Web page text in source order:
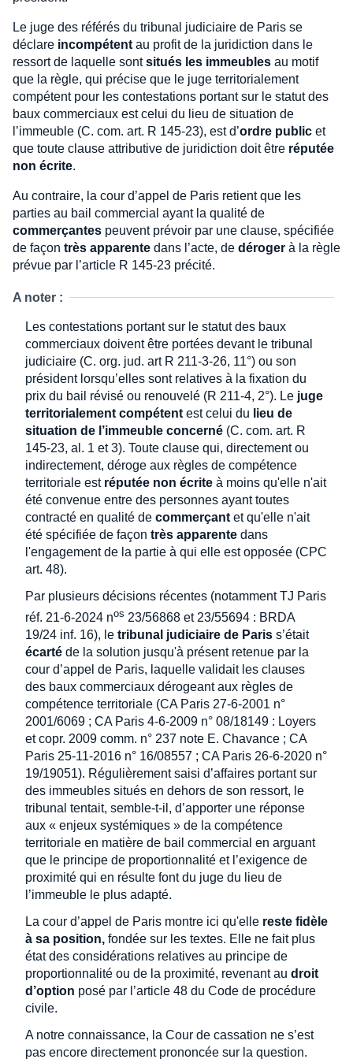
Le juge des référés du tribunal judiciaire de Paris se
déclare incompétent au profit de la juridiction dans le
ressort de laquelle sontsitués les immeubles au motif
que la règle, qui précise que le juge territorialement
compétent pour les contestations portant sur le statut des
baux commerciaux est celui du lieu de situation de
l’immeuble (C. com. art. R 145-23), est d’ordre public et
que toute clause attributive de juridiction doit être réputée
non écrite.
Au contraire, la cour d’appel de Paris retient que les
parties au bail commercial ayant la qualité de
commerçantes peuvent prévoir par une clause, spécifiée
de façon très apparente dans l’acte, de déroger à la règle
prévue par l’article R 145-23 précité.
A noter :
Les contestations portant sur le statut des baux
commerciaux doivent être portées devant le tribunal
judiciaire (C. org. jud. art R 211-3-26, 11°) ou son
président lorsqu’elles sont relatives à la fixation du
prix du bail révisé ou renouvelé (R 211-4, 2°). Le juge
territorialement compétent est celui du lieu de
situation de l’immeuble concerné (C. com. art. R
145-23, al. 1 et 3). Toute clause qui, directement ou
indirectement, déroge aux règles de compétence
territoriale est réputée non écrite à moins qu'elle n'ait
été convenue entre des personnes ayant toutes
contracté en qualité de commerçant et qu'elle n'ait
été spécifiée de façon très apparente dans
l'engagement de la partie à qui elle est opposée (CPC
art. 48).
Par plusieurs décisions récentes (notamment TJ Paris
réf. 21-6-2024 nos 23/56868 et 23/55694 : BRDA
19/24 inf. 16), le tribunal judiciaire de Paris s’était
écarté de la solution jusqu'à présent retenue par la
cour d’appel de Paris, laquelle validait les clauses
des baux commerciaux dérogeant aux règles de
compétence territoriale (CA Paris 27-6-2001 n°
2001/6069 ; CA Paris 4-6-2009 n° 08/18149 : Loyers
et copr. 2009 comm. n° 237 note E. Chavance ; CA
Paris 25-11-2016 n° 16/08557 ; CA Paris 26-6-2020 n°
19/19051). Régulièrement saisi d’affaires portant sur
des immeubles situés en dehors de son ressort, le
tribunal tentait, semble-t-il, d’apporter une réponse
aux « enjeux systémiques » de la compétence
territoriale en matière de bail commercial en arguant
que le principe de proportionnalité et l’exigence de
proximité qui en résulte font du juge du lieu de
l’immeuble le plus adapté.
La cour d’appel de Paris montre ici qu'elle reste fidèle
à sa position, fondée sur les textes. Elle ne fait plus
état des considérations relatives au principe de
proportionnalité ou de la proximité, revenant au droit
d’option posé par l’article 48 du Code de procédure
civile.
A notre connaissance, la Cour de cassation ne s’est
pas encore directement prononcée sur la question.